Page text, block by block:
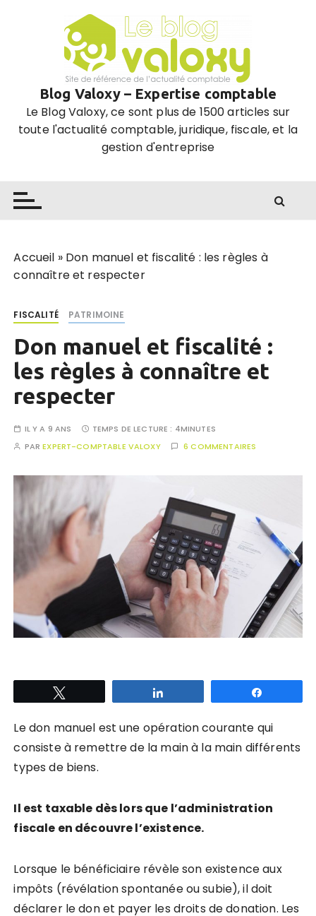
Blog Valoxy – Expertise comptable
Le Blog Valoxy, ce sont plus de 1500 articles sur
toute l'actualité comptable, juridique, fiscale, et la
gestion d'entreprise
Accueil » Don manuel et fiscalité : les règles à
connaître et respecter
FISCALITÉ PATRIMOINE
Don manuel et fiscalité :
les règles à connaître et
respecter
IL Y A 9 ANS TEMPS DE LECTURE : 4MINUTES
PAREXPERT-COMPTABLE VALOXY 6 COMMENTAIRES
Le don manuel est une opération courante qui
consiste à remettre de la main à la main différents
types de biens.
Il est taxable dès lors que l’administration
fiscale en découvre l’existence.
Lorsque le bénéficiaire révèle son existence aux
impôts (révélation spontanée ou subie), il doit
déclarer le don et payer les droits de donation. Les